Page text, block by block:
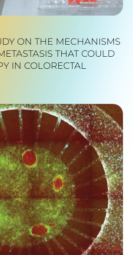
ON THE MECHANISMS
THAT COULD
IN COLORECTAL